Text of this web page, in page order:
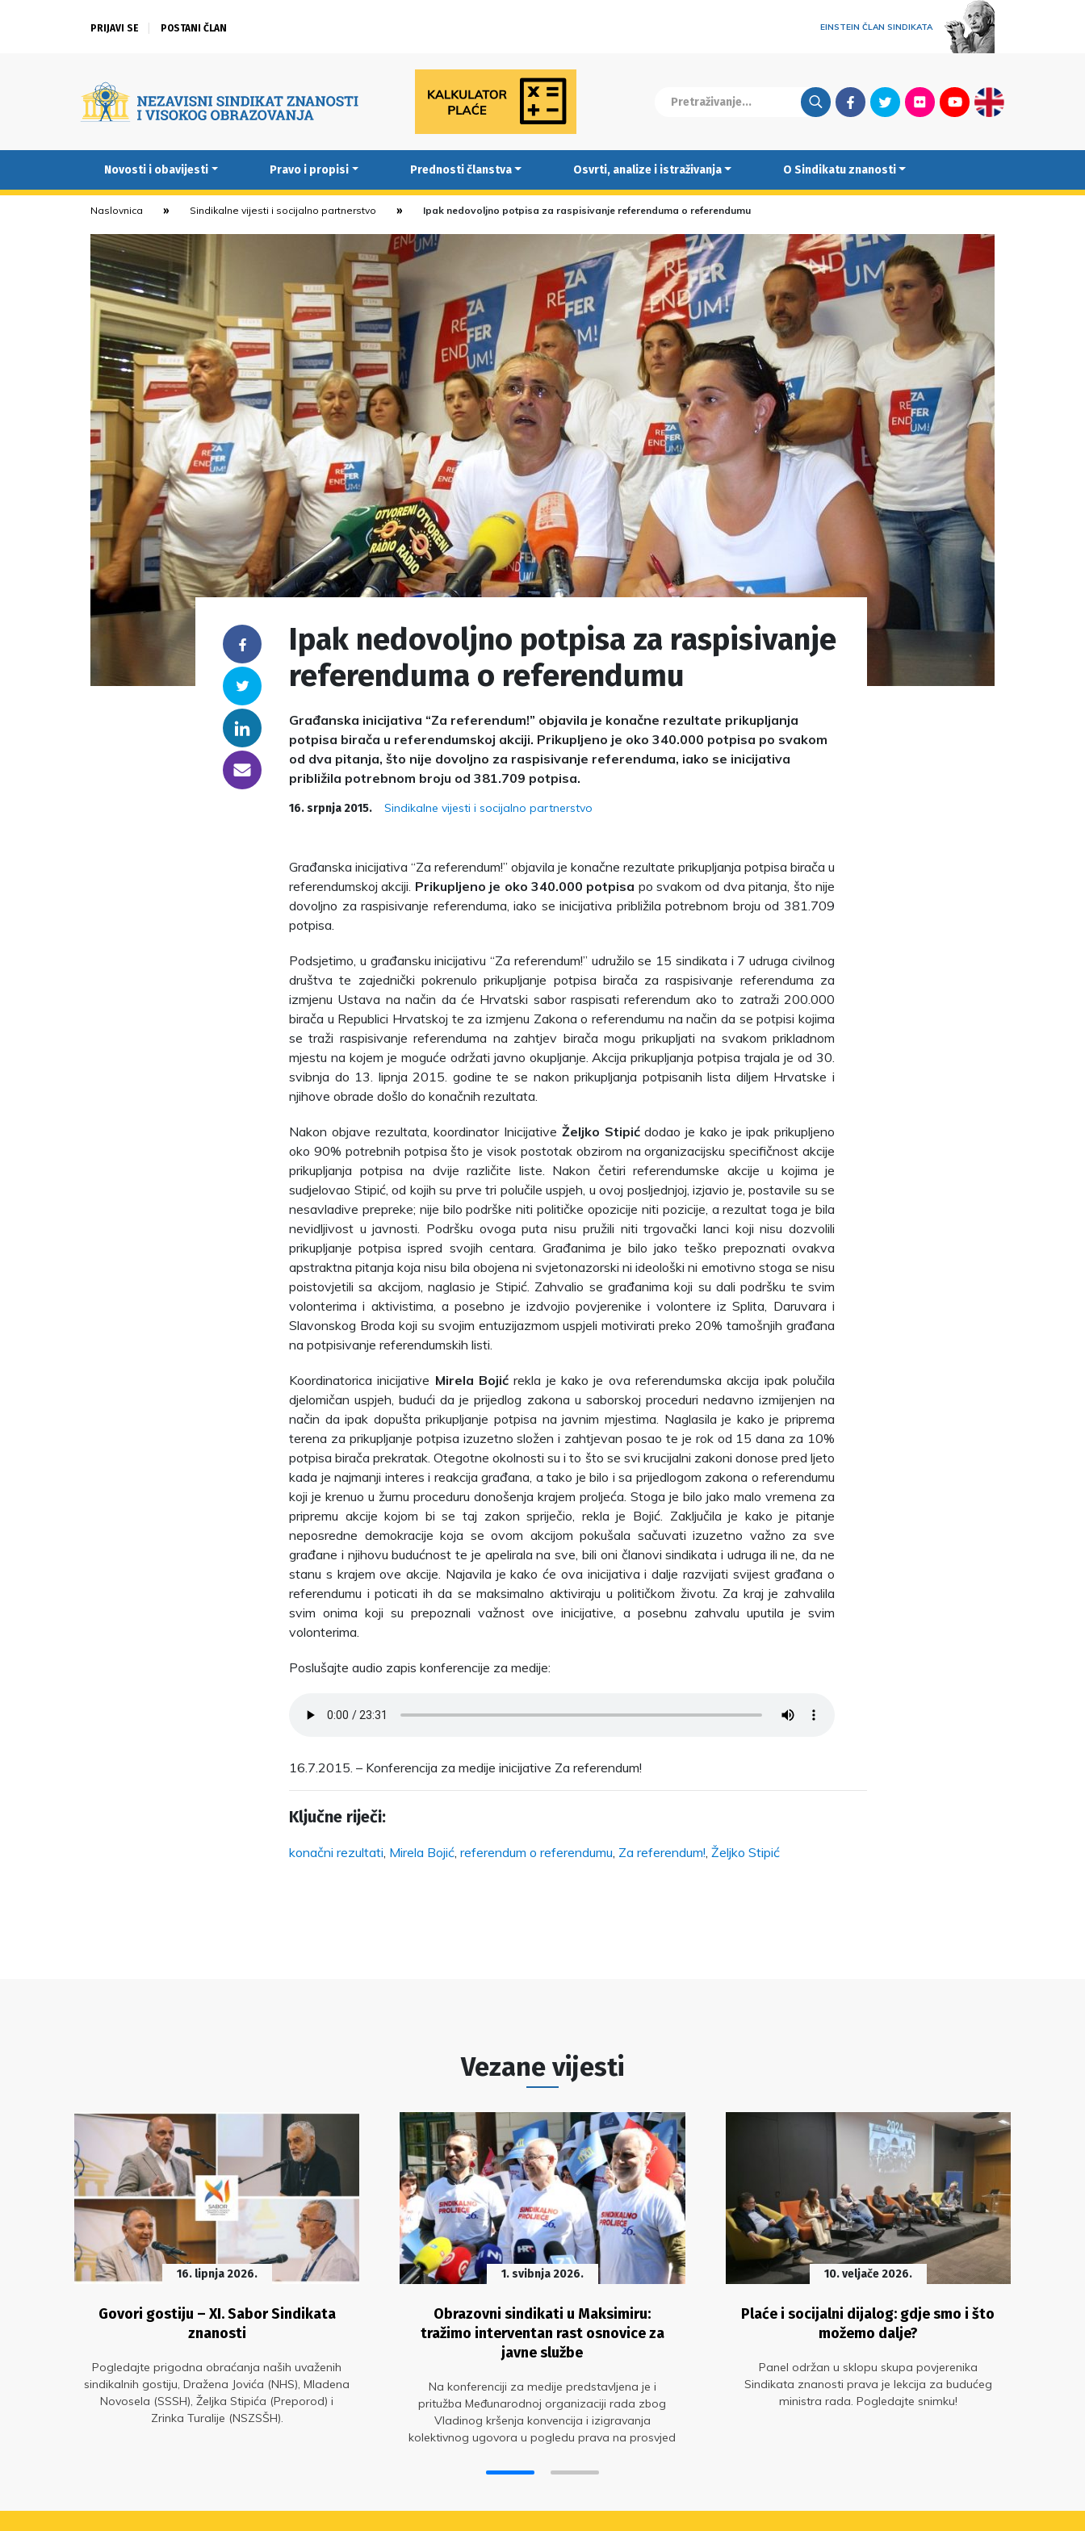
PRIJAVI SE POSTANI ČLAN EINSTEIN ČLAN SINDIKATA
FacebookTwitterFlickrYoutubeEnglish
Novosti i obavijesti Pravo i propisi Prednosti članstva Osvrti, analize i istraživanja O Sindikatu znanosti
Naslovnica Sindikalne vijesti i socijalno partnerstvo Ipak nedovoljno potpisa za raspisivanje referenduma o referendumu
Facebook
Twitter
Linkedin
someone@yoursite.com
Ipak nedovoljno potpisa za raspisivanje
referenduma o referendumu
Građanska inicijativa “Za referendum!” objavila je konačne rezultate prikupljanja
potpisa birača u referendumskoj akciji. Prikupljeno je oko 340.000 potpisa po svakom
od dva pitanja, što nije dovoljno za raspisivanje referenduma, iako se inicijativa
približila potrebnom broju od 381.709 potpisa.
16. srpnja 2015. Sindikalne vijesti i socijalno partnerstvo
Građanska inicijativa “Za referendum!” objavila je konačne rezultate prikupljanja potpisa birača u
referendumskoj akciji. Prikupljeno je oko 340.000 potpisa po svakom od dva pitanja, što nije
dovoljno za raspisivanje referenduma, iako se inicijativa približila potrebnom broju od 381.709
potpisa.
Podsjetimo, u građansku inicijativu “Za referendum!” udružilo se 15 sindikata i 7 udruga civilnog
društva te zajednički pokrenulo prikupljanje potpisa birača za raspisivanje referenduma za
izmjenu Ustava na način da će Hrvatski sabor raspisati referendum ako to zatraži 200.000
birača u Republici Hrvatskoj te za izmjenu Zakona o referendumu na način da se potpisi kojima
se traži raspisivanje referenduma na zahtjev birača mogu prikupljati na svakom prikladnom
mjestu na kojem je moguće održati javno okupljanje. Akcija prikupljanja potpisa trajala je od 30.
svibnja do 13. lipnja 2015. godine te se nakon prikupljanja potpisanih lista diljem Hrvatske i
njihove obrade došlo do konačnih rezultata.
Nakon objave rezultata, koordinator Inicijative Željko Stipićdodao je kako je ipak prikupljeno
oko 90% potrebnih potpisa što je visok postotak obzirom na organizacijsku specifičnost akcije
prikupljanja potpisa na dvije različite liste. Nakon četiri referendumske akcije u kojima je
sudjelovao Stipić, od kojih su prve tri polučile uspjeh, u ovoj posljednjoj, izjavio je, postavile su se
nesavladive prepreke; nije bilo podrške niti političke opozicije niti pozicije, a rezultat toga je bila
nevidljivost u javnosti. Podršku ovoga puta nisu pružili niti trgovački lanci koji nisu dozvolili
prikupljanje potpisa ispred svojih centara. Građanima je bilo jako teško prepoznati ovakva
apstraktna pitanja koja nisu bila obojena ni svjetonazorski ni ideološki ni emotivno stoga se nisu
poistovjetili sa akcijom, naglasio je Stipić. Zahvalio se građanima koji su dali podršku te svim
volonterima i aktivistima, a posebno je izdvojio povjerenike i volontere iz Splita, Daruvara i
Slavonskog Broda koji su svojim entuzijazmom uspjeli motivirati preko 20% tamošnjih građana
na potpisivanje referendumskih listi.
Koordinatorica inicijative Mirela Bojić rekla je kako je ova referendumska akcija ipak polučila
djelomičan uspjeh, budući da je prijedlog zakona u saborskoj proceduri nedavno izmijenjen na
način da ipak dopušta prikupljanje potpisa na javnim mjestima. Naglasila je kako je priprema
terena za prikupljanje potpisa izuzetno složen i zahtjevan posao te je rok od 15 dana za 10%
potpisa birača prekratak. Otegotne okolnosti su i to što se svi krucijalni zakoni donose pred ljeto
kada je najmanji interes i reakcija građana, a tako je bilo i sa prijedlogom zakona o referendumu
koji je krenuo u žurnu proceduru donošenja krajem proljeća. Stoga je bilo jako malo vremena za
pripremu akcije kojom bi se taj zakon spriječio, rekla je Bojić. Zaključila je kako je pitanje
neposredne demokracije koja se ovom akcijom pokušala sačuvati izuzetno važno za sve
građane i njihovu budućnost te je apelirala na sve, bili oni članovi sindikata i udruga ili ne, da ne
stanu s krajem ove akcije. Najavila je kako će ova inicijativa i dalje razvijati svijest građana o
referendumu i poticati ih da se maksimalno aktiviraju u političkom životu. Za kraj je zahvalila
svim onima koji su prepoznali važnost ove inicijative, a posebnu zahvalu uputila je svim
volonterima.
Poslušajte audio zapis konferencije za medije:
16.7.2015. – Konferencija za medije inicijative Za referendum!
Ključne riječi:
konačni rezultati, Mirela Bojić, referendum o referendumu, Za referendum!, Željko Stipić
Vezane vijesti
16. lipnja 2026.
Govori gostiju – XI. Sabor Sindikata
znanosti
Pogledajte prigodna obraćanja naših uvaženih
sindikalnih gostiju, Dražena Jovića (NHS), Mladena
Novosela (SSSH), Željka Stipića (Preporod) i
Zrinka Turalije (NSZSŠH).
1. svibnja 2026.
Obrazovni sindikati u Maksimiru:
tražimo interventan rast osnovice za
javne službe
Na konferenciji za medije predstavljena je i
pritužba Međunarodnoj organizaciji rada zbog
Vladinog kršenja konvencija i izigravanja
kolektivnog ugovora u pogledu prava na prosvjed
10. veljače 2026.
Plaće i socijalni dijalog: gdje smo i što
možemo dalje?
Panel održan u sklopu skupa povjerenika
Sindikata znanosti prava je lekcija za budućeg
ministra rada. Pogledajte snimku!